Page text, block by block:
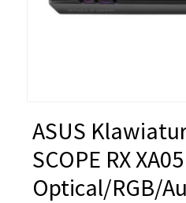
ASUS
SCOPE RX XA05
Optical/RGB/